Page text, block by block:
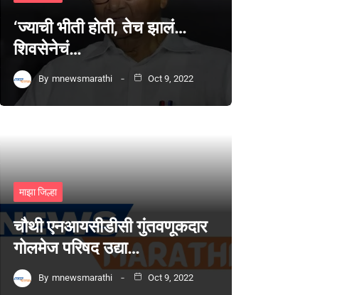
‘ज्याची भीती होती, तेच झालं…
शिवसेनेचं…
By mnewsmarathi Oct 9, 2022
माझा जिल्हा
चौथी एनआयसीडीसी गुंतवणूकदार
गोलमेज परिषद उद्या…
By mnewsmarathi Oct 9, 2022